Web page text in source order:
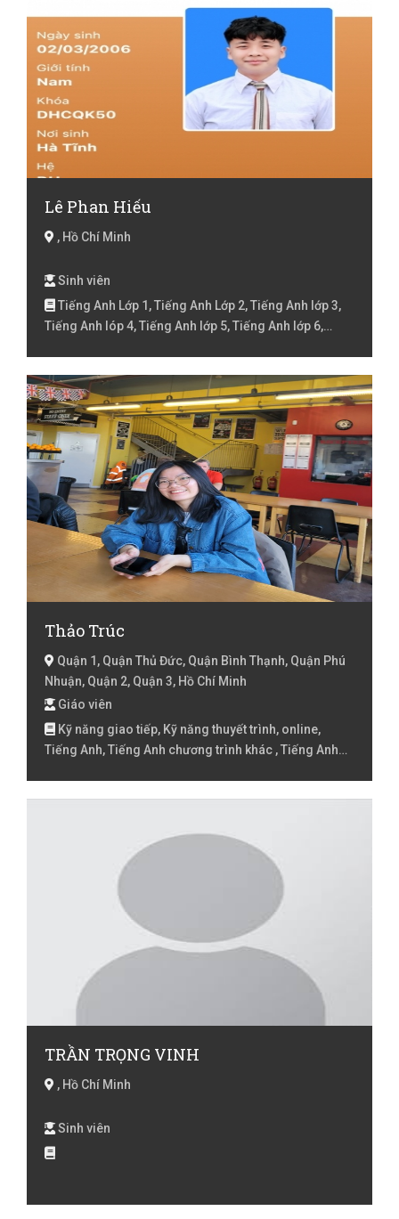
Lê Phan Hiếu
, Hồ Chí Minh
Sinh viên
Tiếng Anh Lớp 1, Tiếng Anh Lớp 2, Tiếng Anh lớp 3,
Tiếng Anh lóp 4, Tiếng Anh lớp 5, Tiếng Anh lớp 6,
Thảo Trúc
Quận 1, Quận Thủ Đức, Quận Bình Thạnh, Quận Phú
Nhuận, Quận 2, Quận 3, Hồ Chí Minh
Giáo viên
Kỹ năng giao tiếp, Kỹ năng thuyết trình, online,
Tiếng Anh, Tiếng Anh chương trình khác , Tiếng Anh
Tiếng Anh lớp 8, Tiếng Anh lớp 9 , Tiếng Anh luyện thi
Flyer, Tiếng Anh luyện thi Mover, Tiếng Anh luyện thi
Starter, Tiếng Anh luyện thi TOEIC, Tiếng Anh online,
Tiếng Việt cho người nước ngoài, Vẽ
TRẦN TRỌNG VINH
, Hồ Chí Minh
Sinh viên